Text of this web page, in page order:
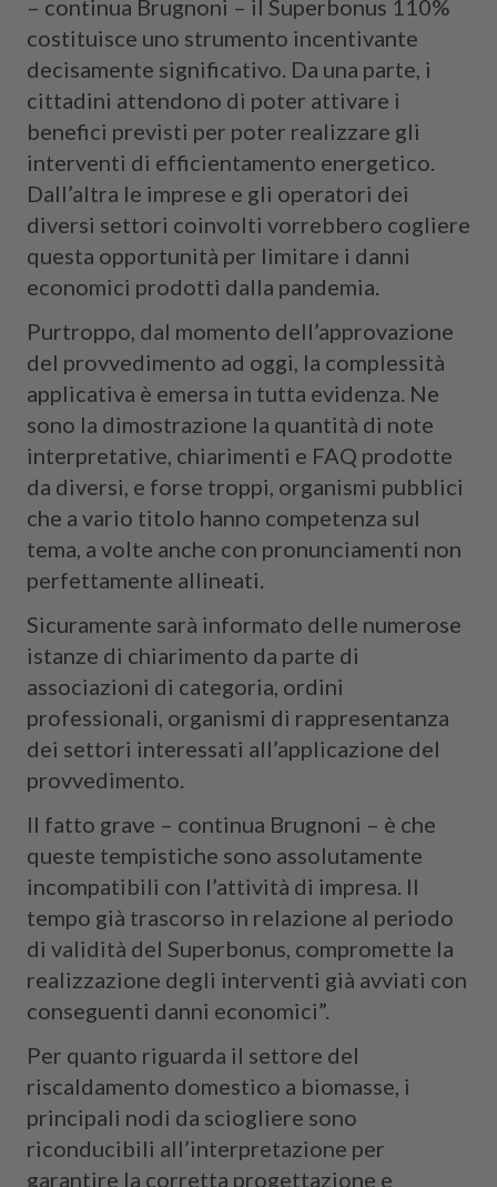
– continua Brugnoni – il Superbonus 110%
costituisce uno strumento incentivante
decisamente significativo. Da una parte, i
cittadini attendono di poter attivare i
benefici previsti per poter realizzare gli
interventi di efficientamento energetico.
Dall’altra le imprese e gli operatori dei
diversi settori coinvolti vorrebbero cogliere
questa opportunità per limitare i danni
economici prodotti dalla pandemia.
Purtroppo, dal momento dell’approvazione
del provvedimento ad oggi, la complessità
applicativa è emersa in tutta evidenza. Ne
sono la dimostrazione la quantità di note
interpretative, chiarimenti e FAQ prodotte
da diversi, e forse troppi, organismi pubblici
che a vario titolo hanno competenza sul
tema, a volte anche con pronunciamenti non
perfettamente allineati.
Sicuramente sarà informato delle numerose
istanze di chiarimento da parte di
associazioni di categoria, ordini
professionali, organismi di rappresentanza
dei settori interessati all’applicazione del
provvedimento.
Il fatto grave – continua Brugnoni – è che
queste tempistiche sono assolutamente
incompatibili con l’attività di impresa. Il
tempo già trascorso in relazione al periodo
di validità del Superbonus, compromette la
realizzazione degli interventi già avviati con
conseguenti danni economici”.
Per quanto riguarda il settore del
riscaldamento domestico a biomasse, i
principali nodi da sciogliere sono
riconducibili all’interpretazione per
garantire la corretta progettazione e